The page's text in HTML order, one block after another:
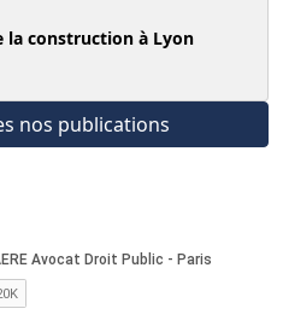
la construction à Lyon
nos publications